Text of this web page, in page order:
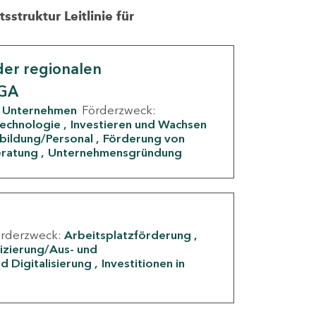
Leitlinie für
regionalen
Unternehmen Förderzweck:
Investieren und Wachsen
Personal
Förderung von
Unternehmensgründung
Arbeitsplatzförderung
Aus- und
Digitalisierung
Investitionen in